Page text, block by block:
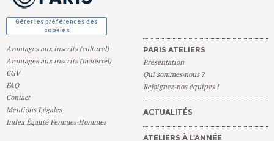
Gérer les préférences des
cookies
Avantages aux inscrits (culturel)
Avantages aux inscrits (matériel)
CGV
FAQ
Contact
Mentions Légales
Index Égalité Femmes-Hommes
PARIS ATELIERS
Présentation
Qui sommes-nous ?
Rejoignez-nos équipes !
ACTUALITÉS
ATELIERS À L’ANNÉE